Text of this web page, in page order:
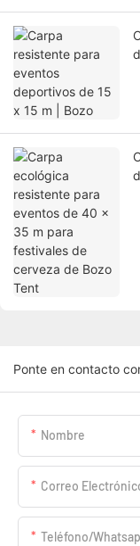
Ponte en contacto
Nombre
Correo
Teléfono/